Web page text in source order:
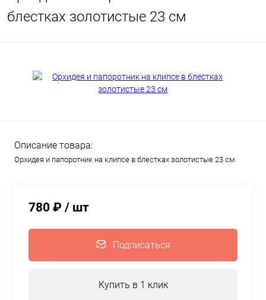
блестках золотистые 23 см
Описание товара:
Орхидея и папоротник на клипсе в блестках золотистые 23 см
780 ₽ / шт
Подписаться
Купить в 1 клик